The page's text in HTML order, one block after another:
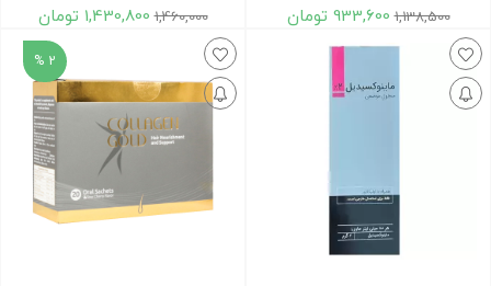
1,138,500
933,600 تومان 1,460,000
1,430,800 تومان
2 %